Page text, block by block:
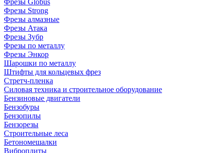
Фрезы Globus
Фрезы Strong
Фрезы алмазные
Фрезы Атака
Фрезы Зубр
Фрезы по металлу
Фрезы Энкор
Шарошки по металлу
Штифты для кольцевых фрез
Стретч-пленка
Силовая техника и строительное оборудование
Бензиновые двигатели
Бензобуры
Бензопилы
Бензорезы
Строительные леса
Бетономешалки
Виброплиты